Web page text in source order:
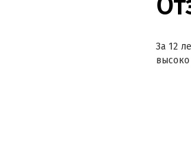
За 12